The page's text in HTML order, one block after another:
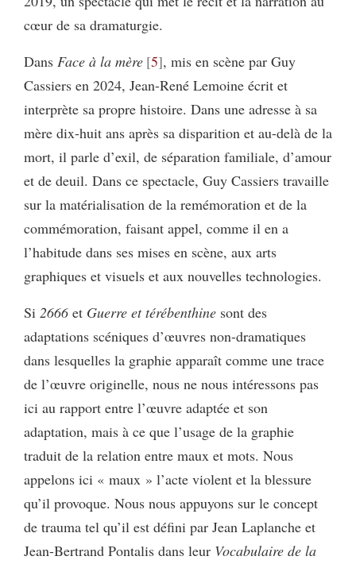
cœur de sa dramaturgie.
Dans Face à la mère 5 , mis en scène par Guy
Cassiers en 2024, Jean-René Lemoine écrit et
interprète sa propre histoire. Dans une adresse à sa
mère dix-huit ans après sa disparition et au-delà de la
mort, il parle d’exil, de séparation familiale, d’amour
et de deuil. Dans ce spectacle, Guy Cassiers travaille
sur la matérialisation de la remémoration et de la
commémoration, faisant appel, comme il en a
l’habitude dans ses mises en scène, aux arts
graphiques et visuels et aux nouvelles technologies.
Si 2666 et Guerre et térébenthine sont des
adaptations scéniques d’œuvres non-dramatiques
dans lesquelles la graphie apparaît comme une trace
de l’œuvre originelle, nous ne nous intéressons pas
ici au rapport entre l’œuvre adaptée et son
adaptation, mais à ce que l’usage de la graphie
traduit de la relation entre maux et mots. Nous
appelons ici « maux » l’acte violent et la blessure
qu’il provoque. Nous nous appuyons sur le concept
de trauma tel qu’il est défini par Jean Laplanche et
Jean-Bertrand Pontalis dans leur Vocabulaire de la